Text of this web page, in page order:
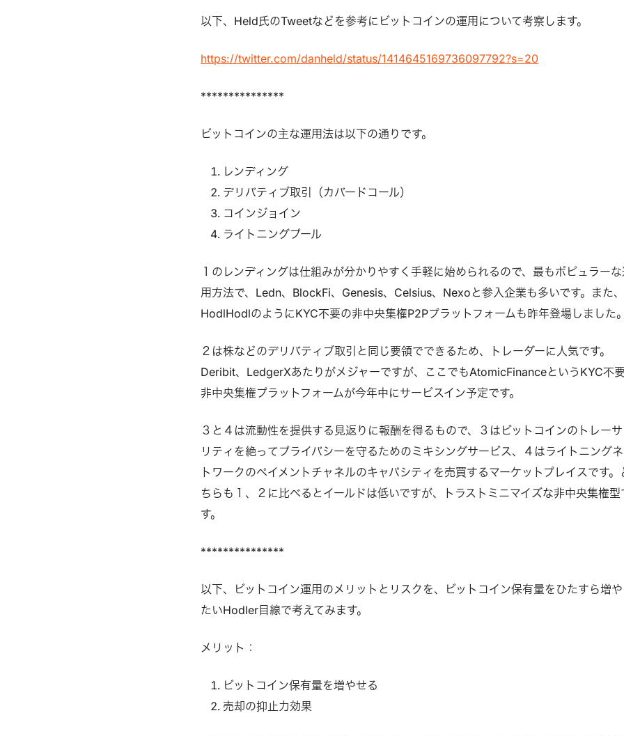
以下、Held氏のTweetなどを参考にビットコインの運用について考察します。
https://twitter.com/danheld/status/1414645169736097792?s=20
***************
ビットコインの主な運用法は以下の通りです。
レンディング
デリバティブ取引（カバードコール）
コインジョイン
ライトニングプール
１のレンディングは仕組みが分かりやすく手軽に始められるので、最もポピュラー
用方法で、Ledn、BlockFi、Genesis、Celsius、Nexoと参入企業も多いです。また
HodlHodlのようにKYC不要の非中央集権P2Pプラットフォームも昨年登場しました
２は株などのデリバティブ取引と同じ要領でできるため、トレーダーに人気です。
Deribit、LedgerXあたりがメジャーですが、ここでもAtomicFinanceというKYC不
非中央集権プラットフォームが今年中にサービスイン予定です。
３と４は流動性を提供する見返りに報酬を得るもので、３はビットコインのトレー
リティを絶ってプライバシーを守るためのミキシングサービス、４はライトニング
トワークのペイメントチャネルのキャパシティを売買するマーケットプレイスです。
ちらも１、２に比べるとイールドは低いですが、トラストミニマイズな非中央集権型
す。
***************
以下、ビットコイン運用のメリットとリスクを、ビットコイン保有量をひたすら増
たいHodler目線で考えてみます。
メリット：
ビットコイン保有量を増やせる
売却の抑止力効果